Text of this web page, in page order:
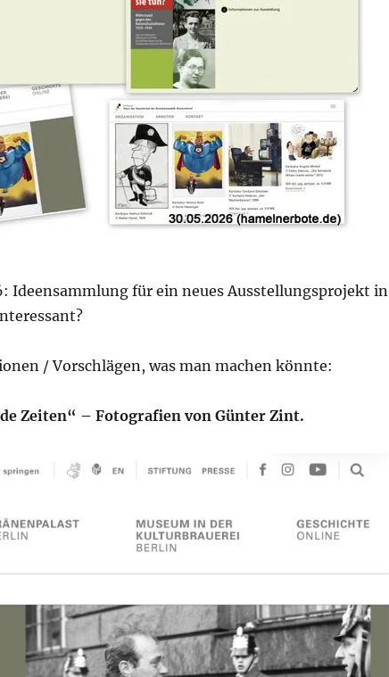
Ideensammlung für ein neues Ausstellungsprojekt in
/ Vorschlägen, was man machen könnte:
Zeiten“ – Fotografien von Günter Zint.